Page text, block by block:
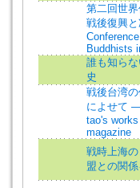
第二回世
戦後復興
Buddhists
誰も知ら
史
戦後台湾
によせて
tao's
magazine
戦時上海
盟との関